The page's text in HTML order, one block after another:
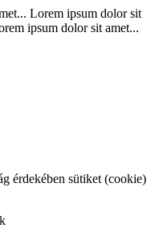
Lorem ipsum dolor sit
ipsum dolor sit amet...
érdekében sütiket (cookie)